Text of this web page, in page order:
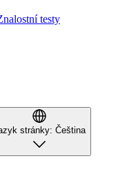
testy
stránky: Čeština